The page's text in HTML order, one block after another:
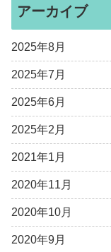
アーカイブ
2025年8月
2025年7月
2025年6月
2025年2月
2021年1月
2020年11月
2020年10月
2020年9月